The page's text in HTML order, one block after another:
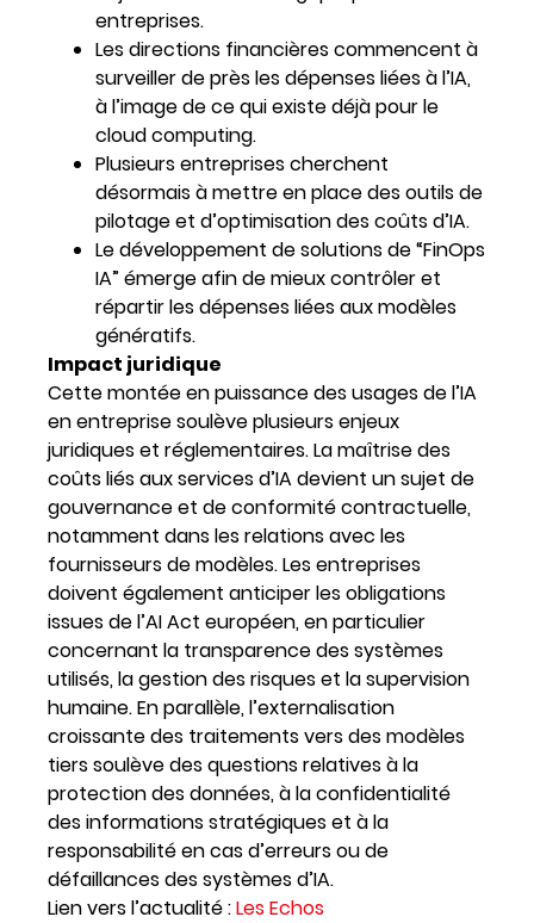
entreprises.
Les directions financières commencent à
surveiller de près les dépenses liées à l’IA,
à l’image de ce qui existe déjà pour le
cloud computing.
Plusieurs entreprises cherchent
désormais à mettre en place des outils de
pilotage et d’optimisation des coûts d’IA.
Le développement de solutions de “FinOps
IA” émerge afin de mieux contrôler et
répartir les dépenses liées aux modèles
génératifs.
Impact juridique
Cette montée en puissance des usages de l’IA
en entreprise soulève plusieurs enjeux
juridiques et réglementaires. La maîtrise des
coûts liés aux services d’IA devient un sujet de
gouvernance et de conformité contractuelle,
notamment dans les relations avec les
fournisseurs de modèles. Les entreprises
doivent également anticiper les obligations
issues de l’AI Act européen, en particulier
concernant la transparence des systèmes
utilisés, la gestion des risques et la supervision
humaine. En parallèle, l’externalisation
croissante des traitements vers des modèles
tiers soulève des questions relatives à la
protection des données, à la confidentialité
des informations stratégiques et à la
responsabilité en cas d’erreurs ou de
défaillances des systèmes d’IA.
Lien vers l’actualité :Les Echos